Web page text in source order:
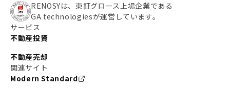
RENOSYは、東証グロース上場企業である
GA technologiesが運営しています。
サービス
不動産投資
不動産売却
関連サイト
Modern Standard